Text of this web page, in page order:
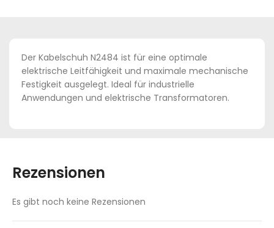
Der Kabelschuh N2484 ist für eine optimale
elektrische Leitfähigkeit und maximale mechanische
Festigkeit ausgelegt. Ideal für industrielle
Anwendungen und elektrische Transformatoren.
Rezensionen
Es gibt noch keine Rezensionen